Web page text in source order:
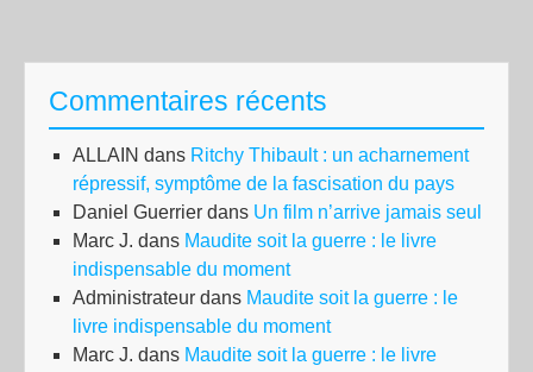
Commentaires récents
ALLAIN dans Ritchy Thibault : un acharnement
répressif, symptôme de la fascisation du pays
Daniel Guerrier dans Un film n’arrive jamais seul
Marc J. dans Maudite soit la guerre : le livre
indispensable du moment
Administrateur dans Maudite soit la guerre : le
livre indispensable du moment
Marc J. dans Maudite soit la guerre : le livre